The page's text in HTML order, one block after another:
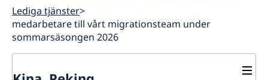
Lediga tjänster
medarbetare till vårt migrationsteam under
sommarsäsongen 2026